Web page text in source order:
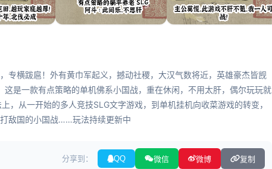
专横跋扈！外有黄巾军起义，撼动社稷，大汉气数将近，英雄豪杰皆觊
是一款有点策略的单机佛系小国战，重在休闲，不用太肝，偶尔玩玩就
，从一开始的多人竞技SLG文字游戏，到单机挂机向收菜游戏的转变，
敌国的小国战……玩法持续更新中
分享到： QQ 微信 微博 复制